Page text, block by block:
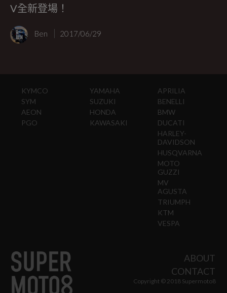
V全新登場！
Ben 2017/06/29
KYMCO
SYM
AEON
PGO
YAMAHA
SUZUKI
HONDA
KAWASAKI
APRILIA
BENELLI
BMW
DUCATI
HARLEY-
DAVIDSON
HUSQVARNA
MOTO
GUZZI
MV
AGUSTA
TRIUMPH
KTM
VESPA
ABOUT
CONTACT
Copyright © 2018 Supermoto8